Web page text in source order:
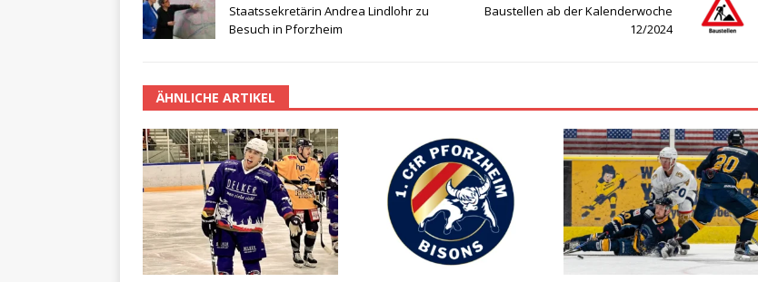
Staatssekretärin Andrea Lindlohr zu
Besuch in Pforzheim
Baustellen ab der Kalenderwoche
12/2024
ÄHNLICHE ARTIKEL